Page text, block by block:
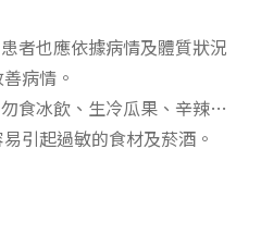
者也應依據病情及體質狀況
病情。
食冰飲、生冷瓜果、辛辣…
引起過敏的食材及菸酒。